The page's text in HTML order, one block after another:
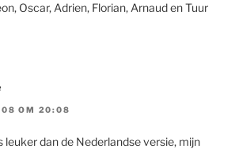
Oscar, Adrien, Florian, Arnaud en Tuur
OM 20:08
leuker dan de Nederlandse versie, mijn